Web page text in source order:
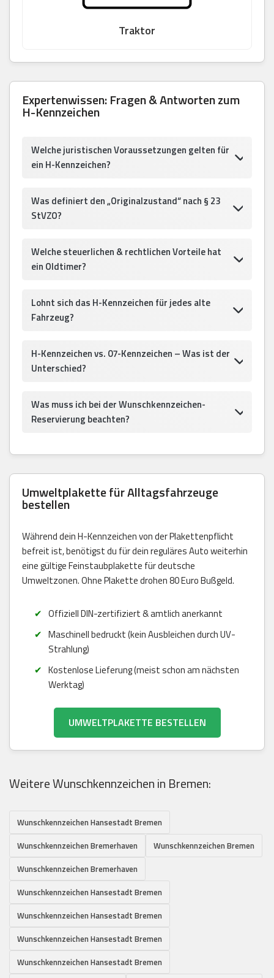
Traktor
Expertenwissen: Fragen & Antworten zum
H-Kennzeichen
Welche juristischen Voraussetzungen gelten für
ein H-Kennzeichen?
Was definiert den „Originalzustand“ nach § 23
StVZO?
Welche steuerlichen & rechtlichen Vorteile hat
ein Oldtimer?
Lohnt sich das H-Kennzeichen für jedes alte
Fahrzeug?
H-Kennzeichen vs. 07-Kennzeichen – Was ist der
Unterschied?
Was muss ich bei der Wunschkennzeichen-
Reservierung beachten?
Umweltplakette für Alltagsfahrzeuge
bestellen
Während dein H-Kennzeichen von der Plakettenpflicht
befreit ist, benötigst du für dein reguläres Auto weiterhin
eine gültige Feinstaubplakette für deutsche
Umweltzonen. Ohne Plakette drohen 80 Euro Bußgeld.
Offiziell DIN-zertifiziert & amtlich anerkannt
Maschinell bedruckt (kein Ausbleichen durch UV-
Strahlung)
Kostenlose Lieferung (meist schon am nächsten
Werktag)
UMWELTPLAKETTE BESTELLEN
Weitere Wunschkennzeichen in Bremen:
Wunschkennzeichen Hansestadt Bremen
Wunschkennzeichen Bremerhaven
Wunschkennzeichen Bremen
Wunschkennzeichen Bremerhaven
Wunschkennzeichen Hansestadt Bremen
Wunschkennzeichen Hansestadt Bremen
Wunschkennzeichen Hansestadt Bremen
Wunschkennzeichen Hansestadt Bremen